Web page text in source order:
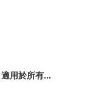
用於所有...